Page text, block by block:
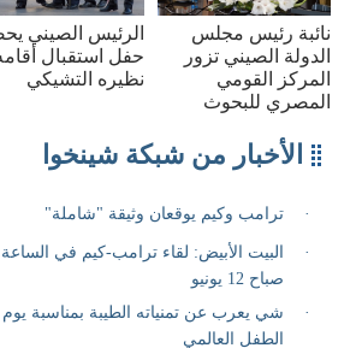
الرئيس الصيني
حفل استقبال
نظيره التشيكي
نائبة رئيس مجلس
الدولة الصيني تزور
المركز القومي
المصري للبحوث